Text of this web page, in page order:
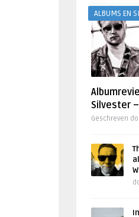
ALBUMS EN
Silvester –
Geschreven